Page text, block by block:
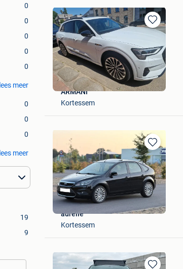
0
0
0
0
0
lees meer
0
0
0
lees meer
19
9
Bewaren
Mijn
Favorieten
ARMANI
Kortessem
Bewaren
in
Mijn
Favorieten
aurelie
Kortessem